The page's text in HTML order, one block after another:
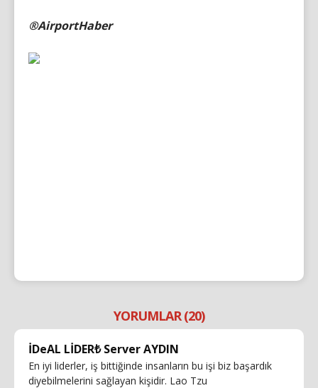
®AirportHaber
YORUMLAR (20)
İDeAL LİDER₺ Server AYDIN
En iyi liderler, iş bittiğinde insanların bu işi biz başardık
diyebilmelerini sağlayan kişidir. Lao Tzu